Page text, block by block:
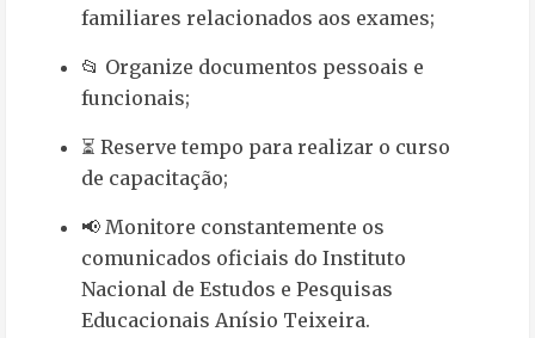
familiares relacionados aos exames;
📂 Organize documentos pessoais e
funcionais;
⏳ Reserve tempo para realizar o curso
de capacitação;
📢 Monitore constantemente os
comunicados oficiais do Instituto
Nacional de Estudos e Pesquisas
Educacionais Anísio Teixeira.